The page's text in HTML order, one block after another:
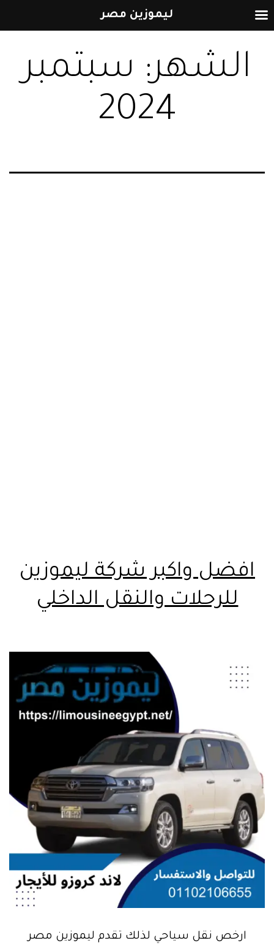
إلى
الشهر: سبتمبر
2024
افضل واكبر شركة ليموزين
للرحلات والنقل الداخلي
ارخص نقل سياحي لذلك تقدم ليموزين مصر
ليموزين مصر